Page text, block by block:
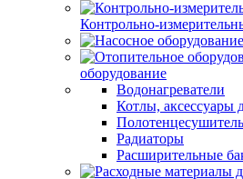
Контрольно-
оборудование
Водонагреватели
Котлы, аксессуары
Полотенцесушитель
Радиаторы
Расширительные